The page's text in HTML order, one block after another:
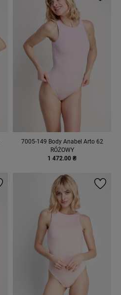
7005-149 Body Anabel Arto 62
RÓŻOWY
1 472.00 ₴